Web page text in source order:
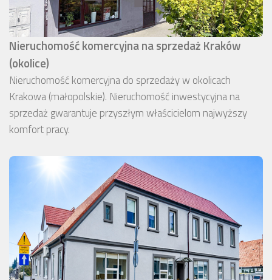
Nieruchomość komercyjna na sprzedaż Kraków
(okolice)
Nieruchomość komercyjna do sprzedaży w okolicach
Krakowa (małopolskie). Nieruchomość inwestycyjna na
sprzedaż gwarantuje przyszłym właścicielom najwyższy
komfort pracy.